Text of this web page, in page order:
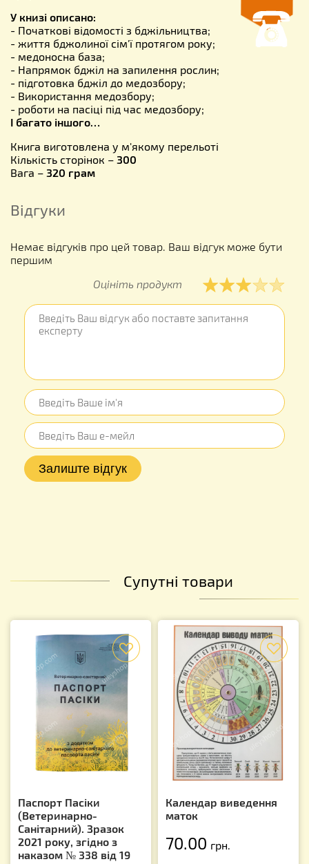
У книзі описано:
- Початкові відомості з бджільництва;
- життя бджолиної сім'ї протягом року;
- медоносна база;
- Напрямок бджіл на запилення рослин;
- підготовка бджіл до медозбору;
- Використання медозбору;
- роботи на пасіці під час медозбору;
І багато іншого…
Книга виготовлена у м'якому перельоті
Кількість сторінок – 300
Вага – 320 грам
Відгуки
Немає відгуків про цей товар. Ваш відгук може бути
першим
Оцініть продукт
Супутні товари
Паспорт Пасіки
(Ветеринарно-
Санітарний). Зразок
2021 року, згідно з
наказом № 338 від 19
Календар виведення
маток
70.00 грн.